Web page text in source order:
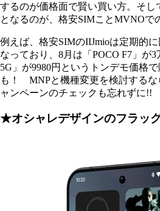
するのが価格面で賢い買い方。そ
となるのが、格安SIMことMVNOで
例えば、格安SIMのIIJmioは定期的
なっており、8月は「POCO F7」が3
5G」が9980円というトンデモ価格
も！ MNPと機種変更を検討するな
ャンペーンのチェックも忘れずに!!
★オシャレデザインのフラッ